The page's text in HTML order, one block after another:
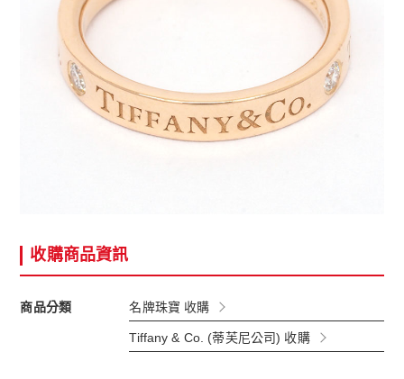
收購商品資訊
商品分類 名牌珠寶 收購
Tiffany & Co. (蒂芙尼公司) 收購